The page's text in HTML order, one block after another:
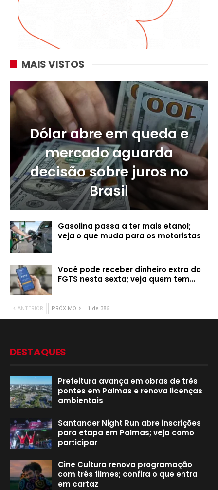
MAIS VISTOS
Dólar abre em queda e
mercado aguarda
decisão sobre juros no
Brasil
Gasolina passa a ter mais etanol;
veja o que muda para os motoristas
Você pode receber dinheiro extra do
FGTS nesta sexta; veja quem tem…
ANTERIOR PRÓXIMO 1 de 386
DESTAQUES
Prefeitura avança em obras de três
pontes em Palmas e renova licenças
ambientais
Santander Night Run abre inscrições
para etapa em Palmas; veja como
participar
Cine Cultura renova programação
com três filmes; confira o que entra
em cartaz